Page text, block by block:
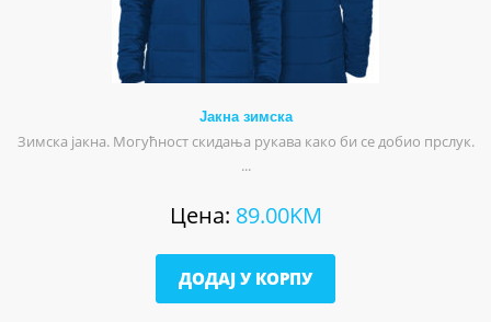
Јакна зимска
Зимска јакна. Могућност скидања рукава како би се добио прслук.
...
Цена: 89.00KM
ДОДАЈ У КОРПУ